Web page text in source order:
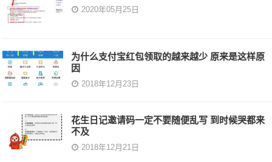
2020年05月25日
为什么支付宝红包领取的越来越少 原来是这样原
因
2018年12月23日
花生日记邀请码一定不要随便乱写 到时候哭都来
不及
2018年12月21日